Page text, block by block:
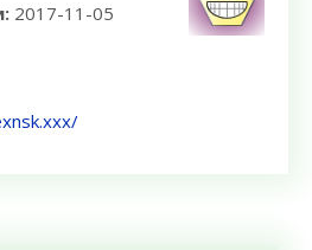
2017-11-05